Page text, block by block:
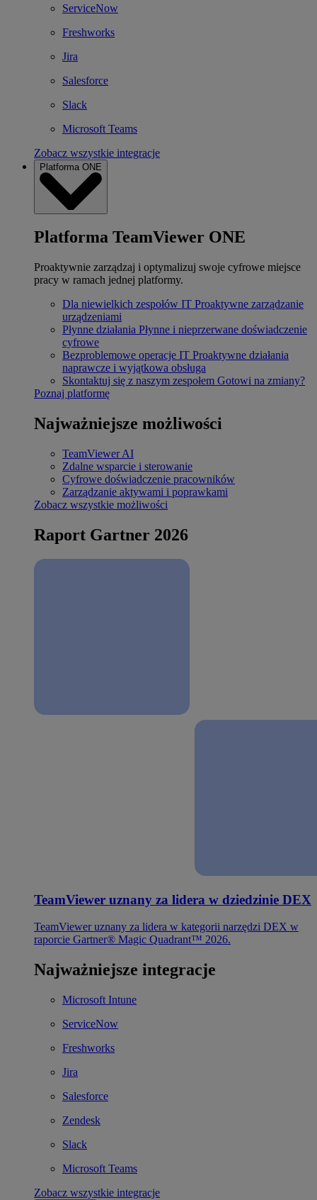
ServiceNow
Freshworks
Jira
Salesforce
Slack
Microsoft Teams
Zobacz wszystkie integracje
Platforma ONE
Platforma TeamViewer ONE
Proaktywnie zarządzaj i optymalizuj swoje cyfrowe miejsce
pracy w ramach jednej platformy.
Dla niewielkich zespołów IT Proaktywne zarządzanie
urządzeniami
Płynne działania Płynne i nieprzerwane doświadczenie
cyfrowe
Bezproblemowe operacje IT Proaktywne działania
naprawcze i wyjątkowa obsługa
Skontaktuj się z naszym zespołem Gotowi na zmiany?
Poznaj platformę
Najważniejsze możliwości
TeamViewer AI
Zdalne wsparcie i sterowanie
Cyfrowe doświadczenie pracowników
Zarządzanie aktywami i poprawkami
Zobacz wszystkie możliwości
Raport Gartner 2026
TeamViewer uznany za lidera w dziedzinie DEX
TeamViewer uznany za lidera w kategorii narzędzi DEX w
raporcie Gartner® Magic Quadrant™ 2026.
Najważniejsze integracje
Microsoft Intune
ServiceNow
Freshworks
Jira
Salesforce
Zendesk
Slack
Microsoft Teams
Zobacz wszystkie integracje